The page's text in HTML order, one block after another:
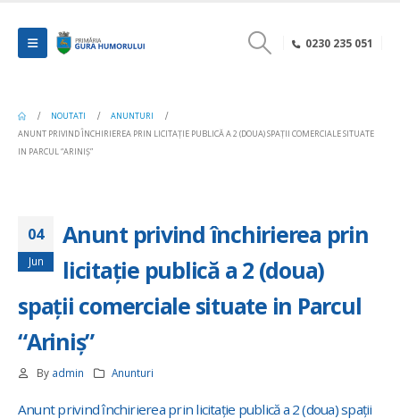
0230 235 051
NOUTATI
ANUNTURI
ANUNT PRIVIND ÎNCHIRIEREA PRIN LICITAȚIE PUBLICĂ A 2 (DOUA) SPAȚII COMERCIALE SITUATE
IN PARCUL “ARINIȘ”
04
Jun
Anunt privind închirierea prin
licitație publică a 2 (doua)
spații comerciale situate in Parcul
“Ariniș”
By admin Anunturi
Anunt privind închirierea prin licitație publică a 2 (doua) spații